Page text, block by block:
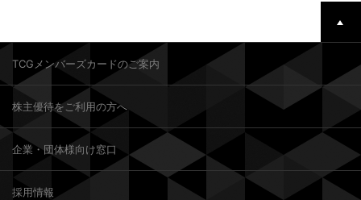
TCGメンバーズカードのご案内
株主優待をご利用の方へ
企業・団体様向け窓口
採用情報